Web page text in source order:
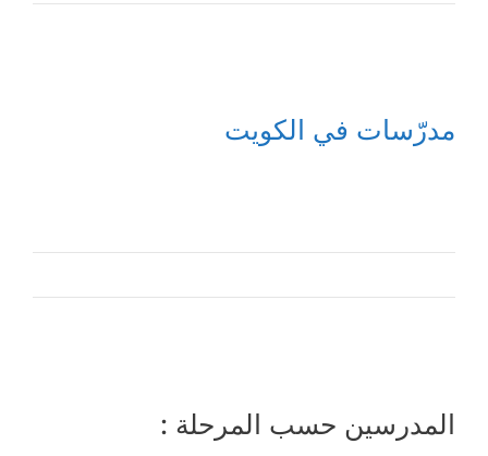
مدرّسات في الكويت
المدرسين حسب المرحلة :